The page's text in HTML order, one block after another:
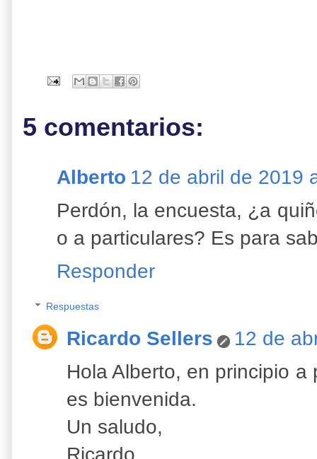
5 comentarios:
Alberto 12 de abril de 2019
Perdón, la encuesta, ¿a
o a particulares? Es para
Responder
Respuestas
Ricardo Sellers
12 de
Hola Alberto, en principio
es bienvenida.
Un saludo,
Ricardo